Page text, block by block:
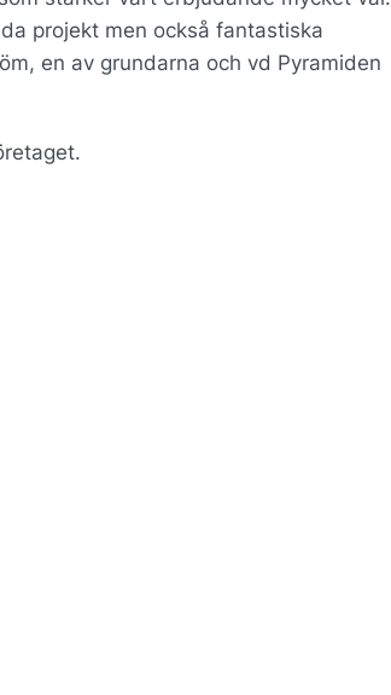
projekt men också fantastiska
en av grundarna och vd Pyramiden